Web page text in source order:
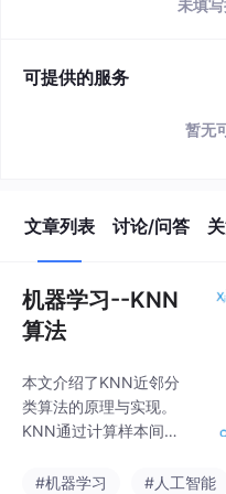
未填
可提供的服务
暂无
文章列表 讨论/问答
机器学习--KNN
算法
本文介绍了KNN近邻分
类算法的原理与实现。
KNN通过计算样本间距
哈顿距离）和少数服从
#机器学习 #人工智能